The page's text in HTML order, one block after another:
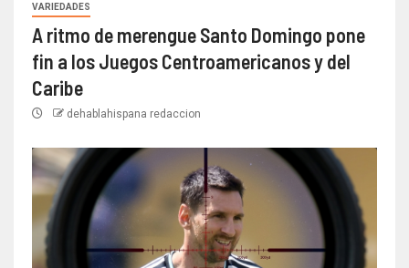
VARIEDADES
A ritmo de merengue Santo Domingo pone
fin a los Juegos Centroamericanos y del
Caribe
dehablahispana redaccion